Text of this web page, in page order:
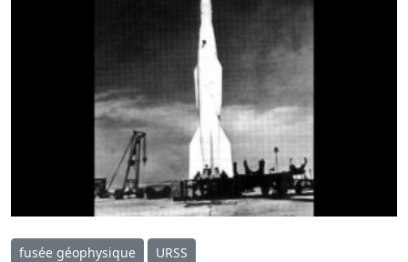
fusée géophysique URSS